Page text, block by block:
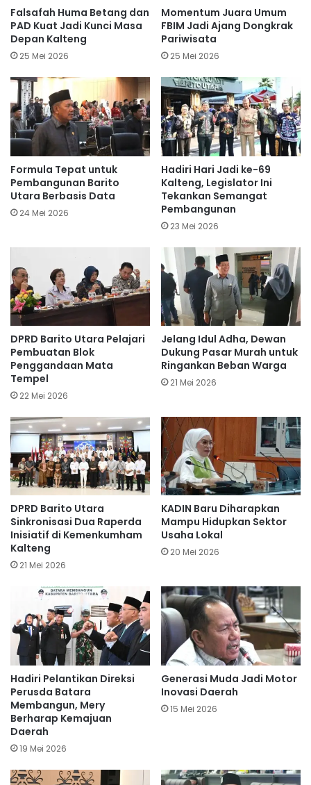
Falsafah Huma Betang dan
PAD Kuat Jadi Kunci Masa
Depan Kalteng
25 Mei 2026
Momentum Juara Umum
FBIM Jadi Ajang Dongkrak
Pariwisata
25 Mei 2026
Formula Tepat untuk
Pembangunan Barito
Utara Berbasis Data
24 Mei 2026
Hadiri Hari Jadi ke-69
Kalteng, Legislator Ini
Tekankan Semangat
Pembangunan
23 Mei 2026
DPRD Barito Utara Pelajari
Pembuatan Blok
Penggandaan Mata
Tempel
22 Mei 2026
Jelang Idul Adha, Dewan
Dukung Pasar Murah untuk
Ringankan Beban Warga
21 Mei 2026
DPRD Barito Utara
Sinkronisasi Dua Raperda
Inisiatif di Kemenkumham
Kalteng
21 Mei 2026
KADIN Baru Diharapkan
Mampu Hidupkan Sektor
Usaha Lokal
20 Mei 2026
Hadiri Pelantikan Direksi
Perusda Batara
Membangun, Mery
Berharap Kemajuan
Daerah
19 Mei 2026
Generasi Muda Jadi Motor
Inovasi Daerah
15 Mei 2026